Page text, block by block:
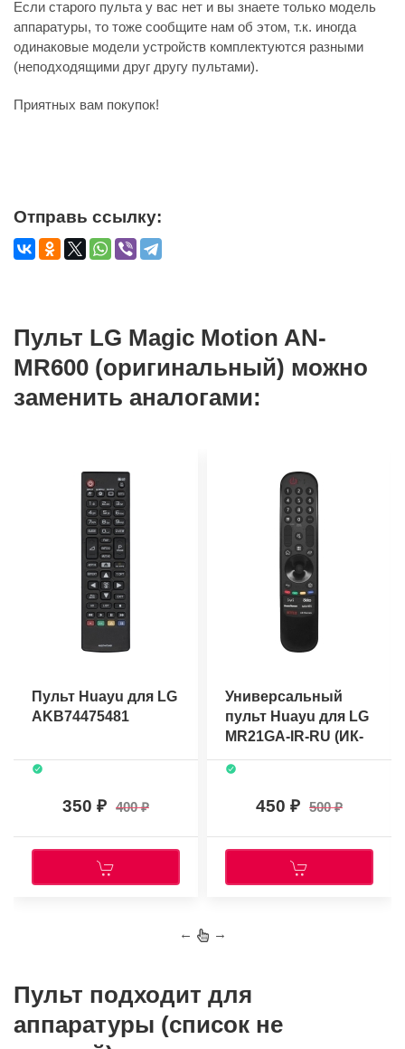
Если старого пульта у вас нет и вы знаете только модель
аппаратуры, то тоже сообщите нам об этом, т.к. иногда
одинаковые модели устройств комплектуются разными
(неподходящими друг другу пультами).
Приятных вам покупок!
Отправь ссылку:
Пульт LG Magic Motion AN-
MR600 (оригинальный) можно
заменить аналогами:
Пульт Huayu для LG
AKB74475481
350 400
Универсальный
пульт Huayu для LG
MR21GA-IR-RU (ИК-
сигнал, без
голосового
управления)
450 500
← →
Пульт подходит для
аппаратуры (список не